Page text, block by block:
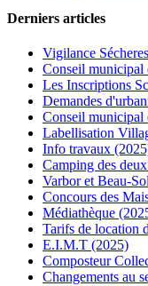
Derniers articles
Vigilance
Conseil
Les Inscriptions
Demandes
Conseil municipal
Labellisation
Info travaux
Camping des
Varbor et Beau-
Concours des
Médiathèque
Tarifs de location
E.I.M.T (2025)
Composteur
Changements au